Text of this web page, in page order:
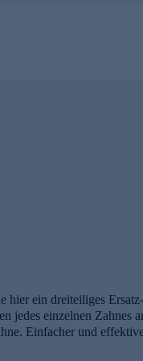
ein dreiteiliges
einzelnen Zahnes
Einfacher und